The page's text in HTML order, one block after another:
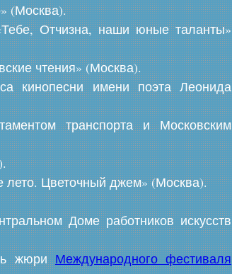
(Москва).
Отчизна, наши юные таланты»
чтения» (Москва).
кинопесни имени поэта Леонида
транспорта и Московским
лето. Цветочный джем» (Москва).
Доме работников искусств
жюриМеждународного фестиваля